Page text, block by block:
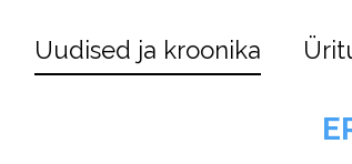
Uudised ja kroonika